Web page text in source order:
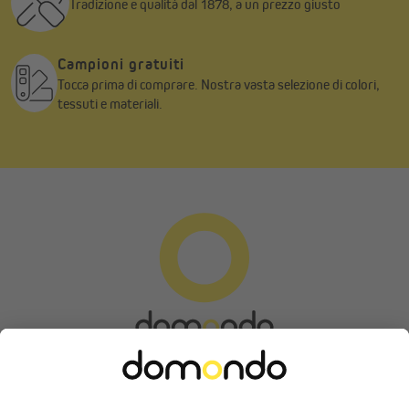
Tradizione e qualità dal 1878, a un prezzo giusto
Campioni gratuiti
Tocca prima di comprare. Nostra vasta selezione di colori,
tessuti e materiali.